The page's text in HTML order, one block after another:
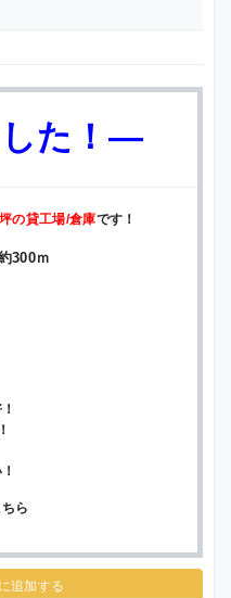
た！—
の貸工場/倉庫です！
300ｍ
ら
追加する